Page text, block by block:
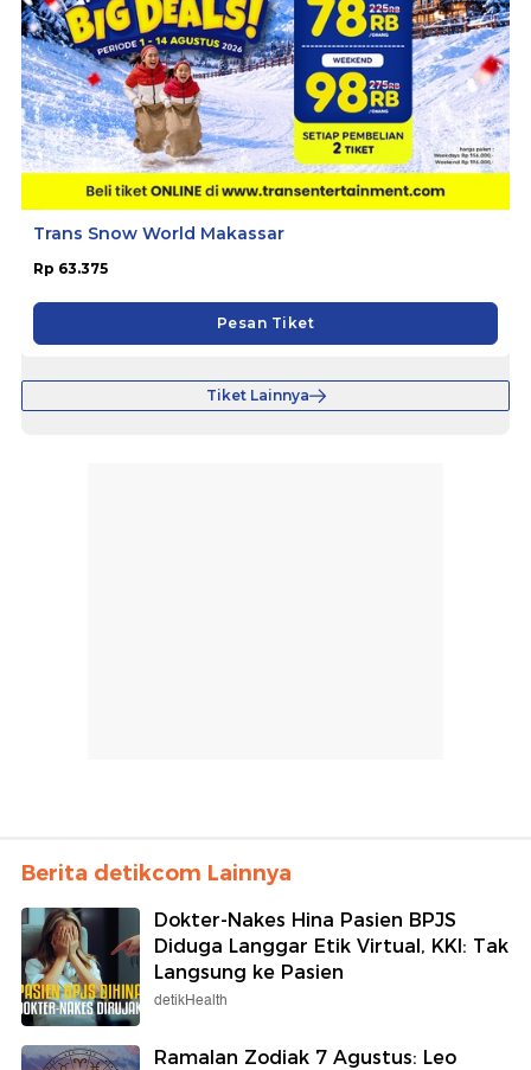
Trans Snow World Makassar
Rp 63.375
Pesan Tiket
Tiket Lainnya
Berita detikcom Lainnya
Dokter-Nakes Hina Pasien BPJS
Diduga Langgar Etik Virtual, KKI: Tak
Langsung ke Pasien
detikHealth
Ramalan Zodiak 7 Agustus: Leo